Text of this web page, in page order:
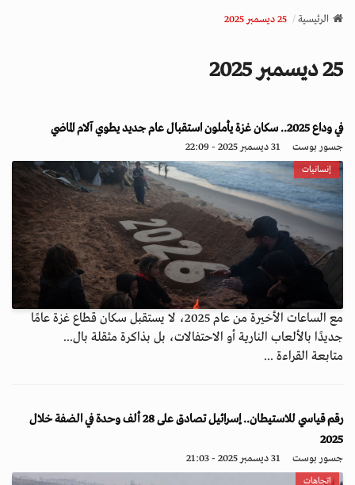
v
a
o
n
الرئيسية 25 ديسمبر 2025
25 ديسمبر 2025
في وداع 2025.. سكان غزة يأملون استقبال عام جديد يطوي آلام الماضي
جسور بوست 31 ديسمبر 2025 - 22:09
إنسانيات
مع الساعات الأخيرة من عام 2025، لا يستقبل سكان قطاع غزة عامًا
جديدًا بالألعاب النارية أو الاحتفالات، بل بذاكرة مثقلة بال...
متابعة القراءة ...
رقم قياسي للاستيطان.. إسرائيل تصادق على 28 ألف وحدة في الضفة خلال
2025
جسور بوست 31 ديسمبر 2025 - 21:03
اتجاهات